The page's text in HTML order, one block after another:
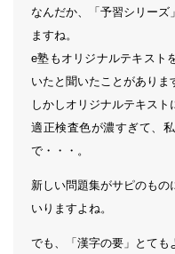
なんだか、「予習シリーズ
ますね。
e塾もオリジナルテキスト
いたと聞いたことがありま
しかしオリジナルテキスト
適正検査色が濃すぎて、
で・・・。
新しい問題集がサピのも
いりますよね。
でも、「漢字の要」とても